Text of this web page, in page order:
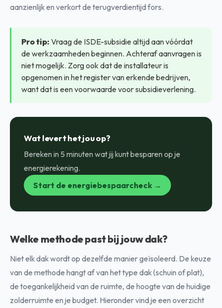
aanzienlijk en verkort de terugverdientijd fors.
Pro tip: Vraag de ISDE-subsidie altijd aan vóórdat
de werkzaamheden beginnen. Achteraf aanvragen is
niet mogelijk. Zorg ook dat de installateur is
opgenomen in het register van erkende bedrijven,
want dat is een voorwaarde voor subsidieverlening.
Wat levert het jou op?
Bereken in 5 minuten wat jij kunt besparen op je
energierekening.
Start de energiebespaarcheck →
Welke methode past bij jouw dak?
Niet elk dak wordt op dezelfde manier geïsoleerd. De keuze
van de methode hangt af van het type dak (schuin of plat),
de toegankelijkheid van de ruimte, de hoogte van de huidige
zolderruimte en je budget. Hieronder vind je een overzicht